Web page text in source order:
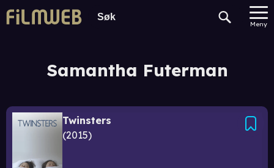
Meny
Samantha Futerman
Twinsters
2015